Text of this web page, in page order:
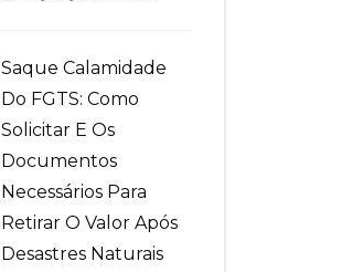
Saque Calamidade
Do FGTS: Como
Solicitar E Os
Documentos
Necessários Para
Retirar O Valor Após
Desastres Naturais